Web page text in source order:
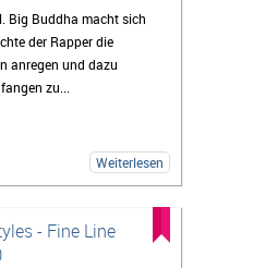
Big Buddha macht sich
der Rapper die
anregen und dazu
zu...
Weiterlesen
- Fine Line